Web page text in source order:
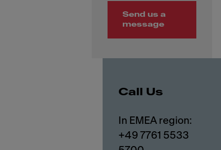
Send us a
message
Call Us
In EMEA region:
+49 7761 5533